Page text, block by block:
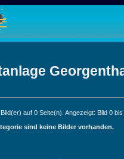
auf 0 Seite(n). Angezeigt: Bild 0 bis
sind keine Bilder vorhanden.